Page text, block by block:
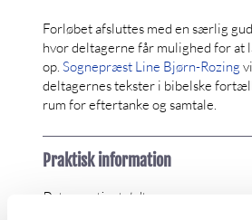
Forløbet afsluttes med en særlig
hvor deltagerne får mulighed for at
op. Sognepræst Line Bjørn-Rozing
deltagernes tekster i bibelske
rum for eftertanke og samtale.
Praktisk information
Det er gratis at deltage.